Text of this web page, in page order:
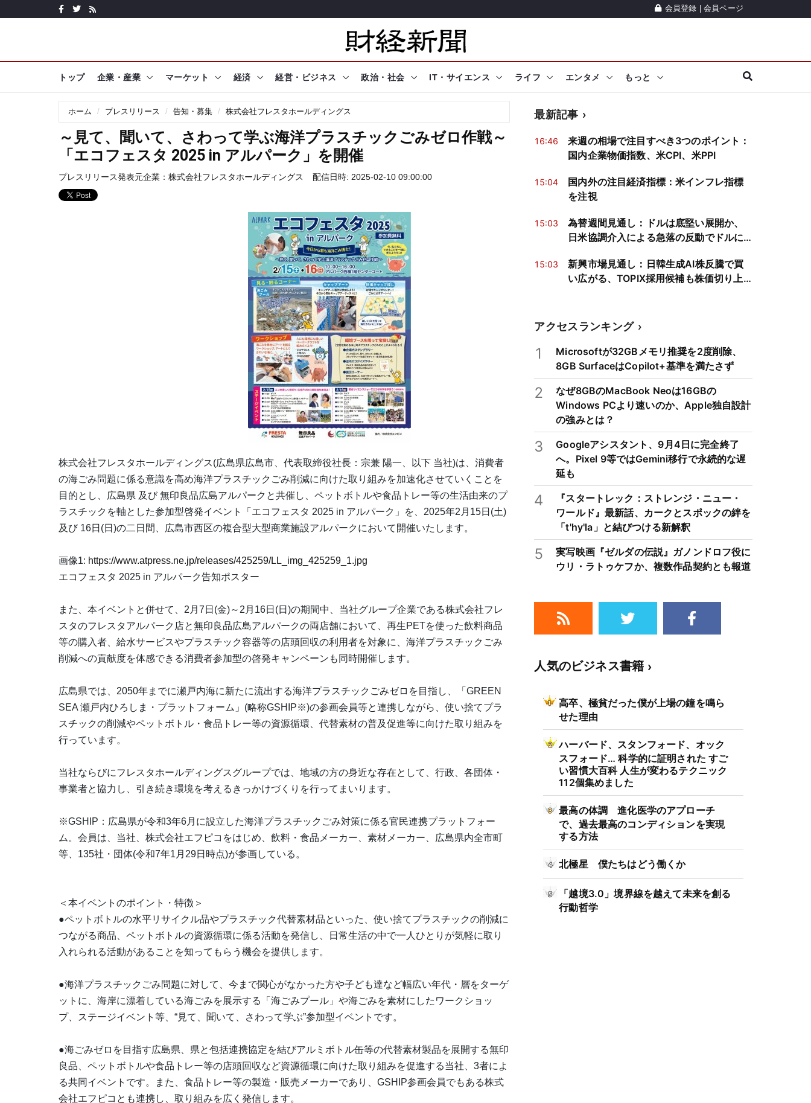
会員登録 会員ページ
トップ 企業・産業 マーケット 経済 経営・ビジネス 政治・社会 IT・サイエンス ライフ エンタメ もっと
ホーム プレスリリース 告知・募集 株式会社フレスタホールディングス
～見て、聞いて、さわって学ぶ海洋プラスチックごみゼロ作戦～
「エコフェスタ 2025 in アルパーク」を開催
プレスリリース発表元企業： 株式会社フレスタホールディングス 配信日時: 2025-02-10 09:00:00
株式会社フレスタホールディングス(広島県広島市、代表取締役社長：宗兼 陽一、以下 当社)は、消費者
の海ごみ問題に係る意識を高め海洋プラスチックごみ削減に向けた取り組みを加速化させていくことを
目的とし、広島県 及び 無印良品広島アルパークと共催し、ペットボトルや食品トレー等の生活由来のプ
ラスチックを軸とした参加型啓発イベント「エコフェスタ 2025 in アルパーク」を、2025年2月15日(土)
及び 16日(日)の二日間、広島市西区の複合型大型商業施設アルパークにおいて開催いたします。
画像1: https://www.atpress.ne.jp/releases/425259/LL_img_425259_1.jpg
エコフェスタ 2025 in アルパーク告知ポスター
また、本イベントと併せて、2月7日(金)～2月16日(日)の期間中、当社グループ企業である株式会社フレ
スタのフレスタアルパーク店と無印良品広島アルパークの両店舗において、再生PETを使った飲料商品
等の購入者、給水サービスやプラスチック容器等の店頭回収の利用者を対象に、海洋プラスチックごみ
削減への貢献度を体感できる消費者参加型の啓発キャンペーンも同時開催します。
広島県では、2050年までに瀬戸内海に新たに流出する海洋プラスチックごみゼロを目指し、「GREEN
SEA 瀬戸内ひろしま・プラットフォーム」(略称GSHIP※)の参画会員等と連携しながら、使い捨てプラ
スチックの削減やペットボトル・食品トレー等の資源循環、代替素材の普及促進等に向けた取り組みを
行っています。
当社ならびにフレスタホールディングスグループでは、地域の方の身近な存在として、行政、各団体・
事業者と協力し、引き続き環境を考えるきっかけづくりを行ってまいります。
※GSHIP：広島県が令和3年6月に設立した海洋プラスチックごみ対策に係る官民連携プラットフォー
ム。会員は、当社、株式会社エフピコをはじめ、飲料・食品メーカー、素材メーカー、広島県内全市町
等、135社・団体(令和7年1月29日時点)が参画している。
＜本イベントのポイント・特徴＞
●ペットボトルの水平リサイクル品やプラスチック代替素材品といった、使い捨てプラスチックの削減に
つながる商品、ペットボトルの資源循環に係る活動を発信し、日常生活の中で一人ひとりが気軽に取り
入れられる活動があることを知ってもらう機会を提供します。
●海洋プラスチックごみ問題に対して、今まで関心がなかった方や子ども達など幅広い年代・層をターゲ
ットに、海岸に漂着している海ごみを展示する「海ごみプール」や海ごみを素材にしたワークショッ
プ、ステージイベント等、“見て、聞いて、さわって学ぶ”参加型イベントです。
●海ごみゼロを目指す広島県、県と包括連携協定を結びアルミボトル缶等の代替素材製品を展開する無印
良品、ペットボトルや食品トレー等の店頭回収など資源循環に向けた取り組みを促進する当社、3者によ
る共同イベントです。また、食品トレー等の製造・販売メーカーであり、GSHIP参画会員でもある株式
会社エフピコとも連携し、取り組みを広く発信します。
最新記事
16:46
来週の相場で注目すべき3つのポイント：
国内企業物価指数、米CPI、米PPI
15:04
国内外の注目経済指標：米インフレ指標
を注視
15:03
為替週間見通し：ドルは底堅い展開か、
日米協調介入による急落の反動でドルに
15:03
新興市場見通し：日韓生成AI株反騰で買
い広がる、TOPIX採用候補も株価切り上
アクセスランキング
1
Microsoftが32GBメモリ推奨を2度削除、
8GB SurfaceはCopilot+基準を満たさず
2
なぜ8GBのMacBook Neoは16GBの
Windows PCより速いのか、Apple独自設計
の強みとは？
3
Googleアシスタント、9月4日に完全終了
へ。Pixel 9等ではGemini移行で永続的な遅
延も
4
『スタートレック：ストレンジ・ニュー・
ワールド』最新話、カークとスポックの絆を
「t'hy'la」と結びつける新解釈
5
実写映画『ゼルダの伝説』ガノンドロフ役に
ウリ・ラトゥケフか、複数作品契約とも報道
人気のビジネス書籍
高卒、極貧だった僕が上場の鐘を鳴ら
せた理由
ハーバード、スタンフォード、オック
スフォード… 科学的に証明された すご
い習慣大百科 人生が変わるテクニック
112個集めました
最高の体調 進化医学のアプローチ
で、過去最高のコンディションを実現
する方法
北極星 僕たちはどう働くか
「越境3.0」境界線を越えて未来を創る
行動哲学